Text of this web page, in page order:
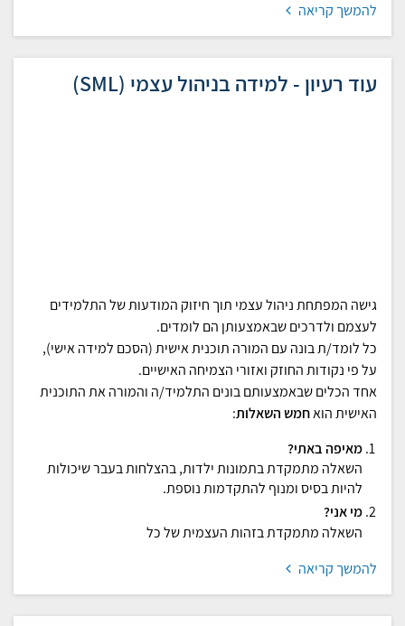
להמשך קריאה
עוד רעיון - למידה בניהול עצמי (SML)
גישה המפתחת ניהול עצמי תוך חיזוק המודעות של התלמידים
לעצמם ולדרכים שבאמצעותן הם לומדים.
כל לומד/ת בונה עם המורה תוכנית אישית (הסכם למידה אישי),
על פי נקודות החוזק ואזורי הצמיחה האישיים.
אחד הכלים שבאמצעותם בונים התלמיד/ה והמורה את התוכנית
האישית הואחמש השאלות:
מאיפה באתי?
השאלה מתמקדת בתמונות ילדות, בהצלחות בעבר שיכולות
להיות בסיס ומנוף להתקדמות נוספת.
מי אני?
השאלה מתמקדת בזהות העצמית של כל
להמשך קריאה